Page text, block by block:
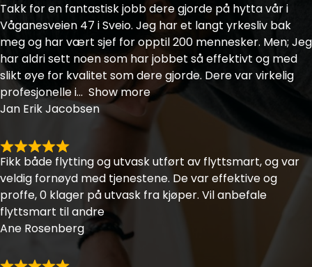
Takk for en fantastisk jobb dere gjorde på hytta vår i
Våganesveien 47 i Sveio. Jeg har et langt yrkesliv bak
meg og har vært sjef for opptil 200 mennesker. Men; Jeg
har aldri sett noen som har jobbet så effektivt og med
slikt øye for kvalitet som dere gjorde. Dere var virkelig
profesjonelle i
Show more
Jan Erik Jacobsen
Fikk både flytting og utvask utført av flyttsmart, og var
veldig fornøyd med tjenestene. De var effektive og
proffe, 0 klager på utvask fra kjøper. Vil anbefale
flyttsmart til andre
Ane Rosenberg